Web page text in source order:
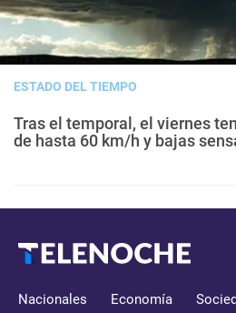
ESTADO DEL TIEMPO
Tras el temporal, el viernes
de hasta 60 km/h y bajas
Nacionales Economía